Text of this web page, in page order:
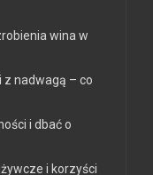
wina w
z nadwagą – co
i dbać o
i korzyści